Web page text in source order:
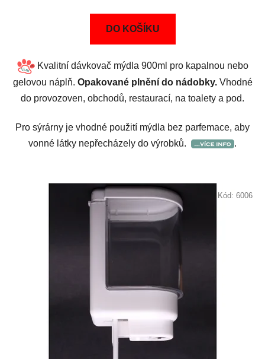
DO KOŠÍKU
Kvalitní dávkovač mýdla 900ml pro kapalnou nebo
gelovou náplň. Opakované plnění do nádobky.Vhodné
do provozoven, obchodů, restaurací, na toalety a pod.
Pro sýrárny je vhodné použití mýdla bez parfemace, aby
vonné látky nepřecházely do výrobků.
.
Kód: 6006